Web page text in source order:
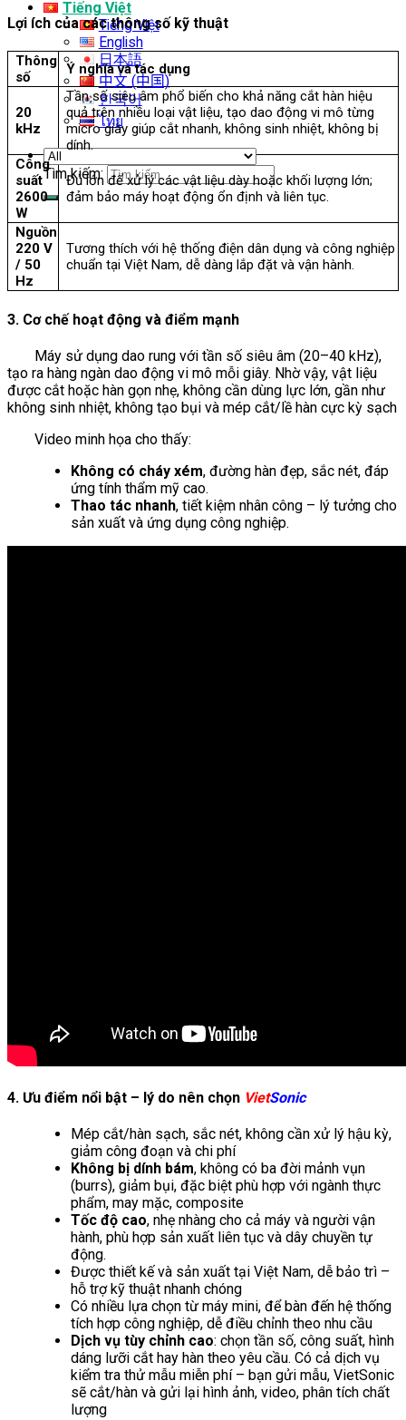
Tiếng Việt
Tiếng Việt
English
日本語
中文 (中国)
한국어
ไทย
Tìm kiếm:
Lợi ích của các thông số kỹ thuật
Thông
số
Ý nghĩa và tác dụng
20
kHz
Tần số siêu âm phổ biến cho khả năng cắt hàn hiệu
quả trên nhiều loại vật liệu, tạo dao động vi mô từng
micro giây giúp cắt nhanh, không sinh nhiệt, không bị
dính.
Công
suất
2600
W
Đủ lớn để xử lý các vật liệu dày hoặc khối lượng lớn;
đảm bảo máy hoạt động ổn định và liên tục.
Nguồn
220 V
/ 50
Hz
Tương thích với hệ thống điện dân dụng và công nghiệp
chuẩn tại Việt Nam, dễ dàng lắp đặt và vận hành.
3. Cơ chế hoạt động và điểm mạnh
Máy sử dụng dao rung với tần số siêu âm (20–40 kHz),
tạo ra hàng ngàn dao động vi mô mỗi giây. Nhờ vậy, vật liệu
được cắt hoặc hàn gọn nhẹ, không cần dùng lực lớn, gần như
không sinh nhiệt, không tạo bụi và mép cắt/lề hàn cực kỳ sạch
Video minh họa cho thấy:
Không có cháy xém, đường hàn đẹp, sắc nét, đáp
ứng tính thẩm mỹ cao.
Thao tác nhanh, tiết kiệm nhân công – lý tưởng cho
sản xuất và ứng dụng công nghiệp.
4. Ưu điểm nổi bật – lý do nên chọn VietSonic
Mép cắt/hàn sạch, sắc nét, không cần xử lý hậu kỳ,
giảm công đoạn và chi phí
Không bị dính bám, không có ba đời mảnh vụn
(burrs), giảm bụi, đặc biệt phù hợp với ngành thực
phẩm, may mặc, composite
Tốc độ cao, nhẹ nhàng cho cả máy và người vận
hành, phù hợp sản xuất liên tục và dây chuyền tự
động.
Được thiết kế và sản xuất tại Việt Nam, dễ bảo trì –
hỗ trợ kỹ thuật nhanh chóng
Có nhiều lựa chọn từ máy mini, để bàn đến hệ thống
tích hợp công nghiệp, dễ điều chỉnh theo nhu cầu
Dịch vụ tùy chỉnh cao: chọn tần số, công suất, hình
dáng lưỡi cắt hay hàn theo yêu cầu. Có cả dịch vụ
kiểm tra thử mẫu miễn phí – bạn gửi mẫu, VietSonic
sẽ cắt/hàn và gửi lại hình ảnh, video, phân tích chất
lượng